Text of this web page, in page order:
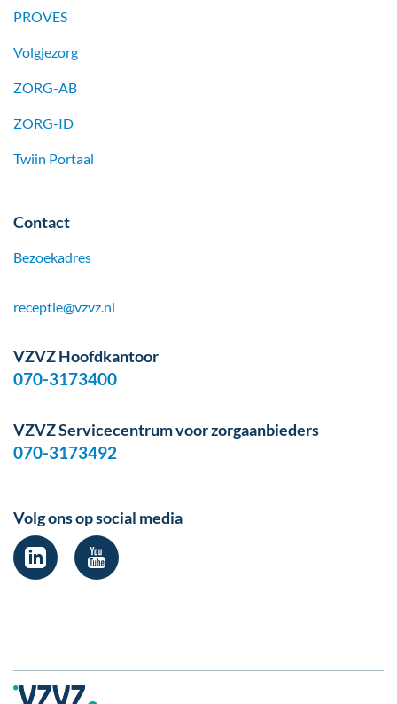
PROVES
Volgjezorg
ZORG-AB
ZORG-ID
Twiin Portaal
Contact
Bezoekadres
receptie@vzvz.nl
VZVZ Hoofdkantoor
070-3173400
VZVZ Servicecentrum voor zorgaanbieders
070-3173492
Volg ons op social media